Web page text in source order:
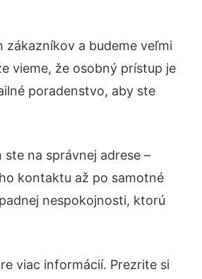
a budeme veľmi
vieme, že osobný prístup je
poradenstvo, aby ste
na správnej adrese –
kontaktu až po samotné
nespokojnosti, ktorú
viac informácií. Prezrite si